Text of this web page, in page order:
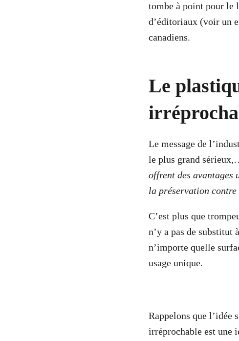
tombe à point pour le
d’éditoriaux (voir un
canadiens.
Le
Le message de
le plus grand
offrent des avantages
la préservation
C’est plus que
n’y a pas de substitut
n’importe quelle
usage unique.
Rappelons que l’idée
irréprochable est une